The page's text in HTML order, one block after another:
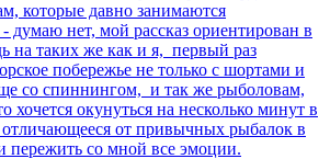
которые давно занимаются
нет, мой рассказ ориентирован в
на таких же как и я, первый раз
побережье не только с шортами и
со спиннингом, и так же рыболовам,
хочется окунуться на несколько минут в
отличающееся от привычных рыбалок в
пережить со мной все эмоции.